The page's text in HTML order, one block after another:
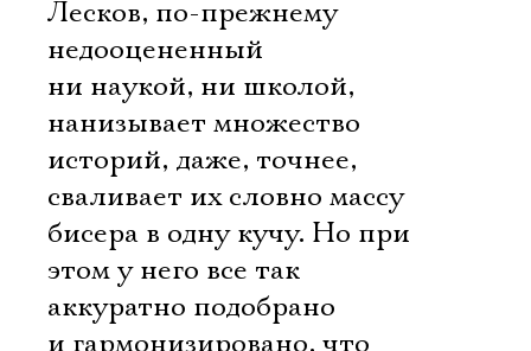
Лесков, по-прежнему
недооцененный
ни наукой, ни школой,
нанизывает множество
историй, даже, точнее,
сваливает их словно массу
бисера в одну кучу. Но при
этом у него все так
аккуратно подобрано
и гармонизировано, что